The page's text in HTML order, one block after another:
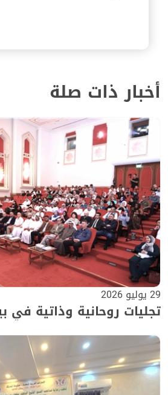
أخبار ذات صلة
29 يوليو 2026
تجليات روحانية وذاتية في